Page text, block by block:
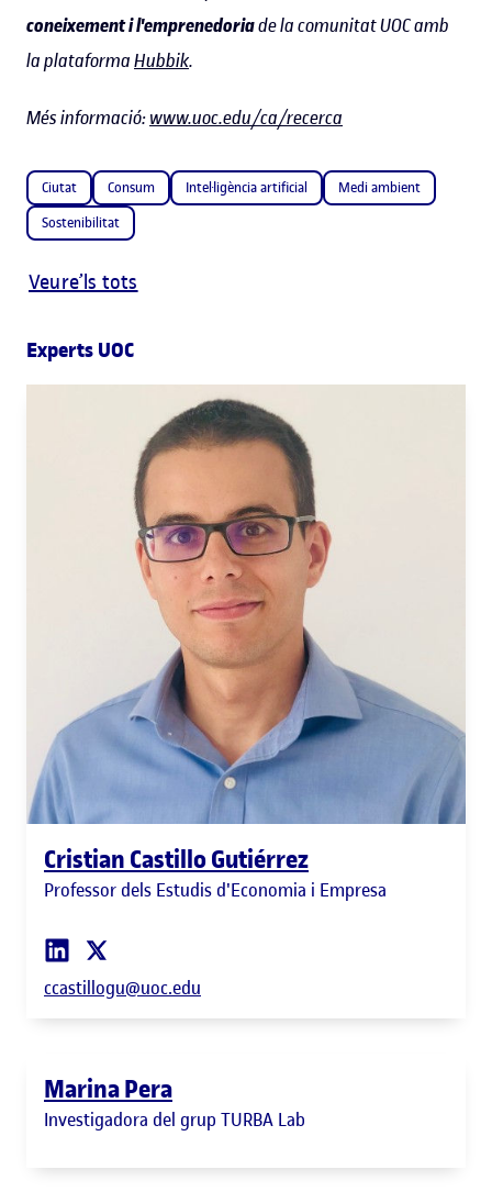
coneixement i l'emprenedoriade la comunitat UOC amb
la plataformaHubbik.
Més informació:www.uoc.edu/ca/recerca
Ciutat Consum Intel·ligència artificial
Medi ambient
Sostenibilitat
Veure’ls tots
Experts UOC
Cristian Castillo Gutiérrez
Professor dels Estudis d'Economia i Empresa
ccastillogu@uoc.edu
Marina Pera
Investigadora del grup TURBA Lab